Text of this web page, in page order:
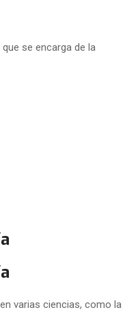
se encarga de la
varias ciencias, como la